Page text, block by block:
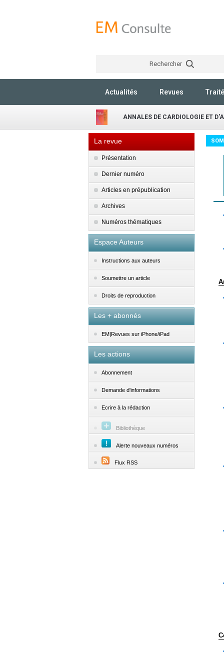
Rechercher
Actualités Revues
ANNALES DE CARDIOLOGIE ET
La revue
Présentation
Dernier numéro
Articles en prépublication
Archives
Numéros thématiques
Espace Auteurs
Instructions aux auteurs
Soumettre un article
Droits de reproduction
Les + abonnés
EM|Revues sur iPhone/iPad
Les actions
Abonnement
Demande d'informations
Ecrire à la rédaction
Bibliothèque
Alerte nouveaux numéros
Flux RSS